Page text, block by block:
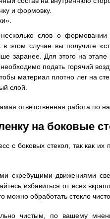
и формовку.
несколько слов о
в этом случае вы получите
заранее. Для этого на
необходимо подать горячий
материал плотно лег на
слой.
ответственная работа по
на боковые
с боковых стекол, так как
скребущими движениями
избавиться от всех
можно обработать стекло
чистым, по вашему